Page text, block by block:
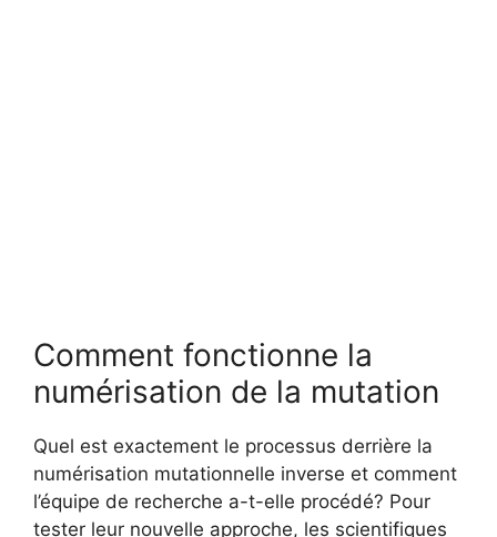
Comment fonctionne la
numérisation de la mutation
Quel est exactement le processus derrière la
numérisation mutationnelle inverse et comment
l’équipe de recherche a-t-elle procédé? Pour
tester leur nouvelle approche, les scientifiques